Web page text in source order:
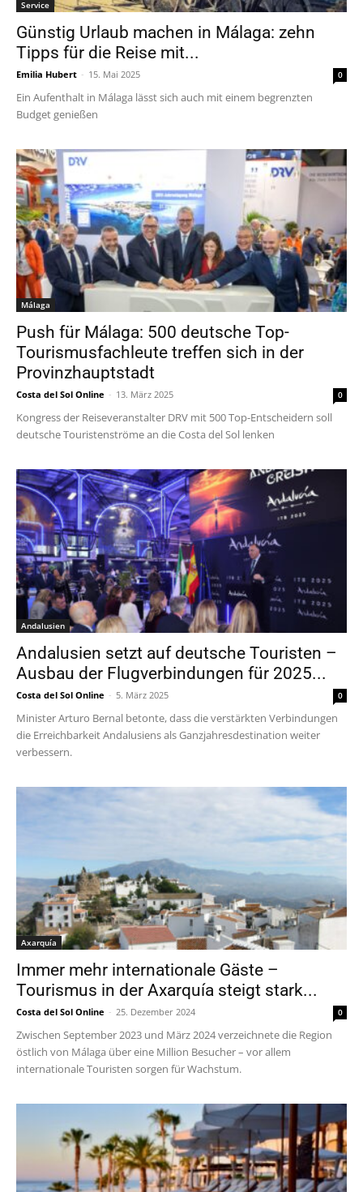
Service
Günstig Urlaub machen in Málaga: zehn
Tipps für die Reise mit...
Emilia Hubert - 15. Mai 2025 0
Ein Aufenthalt in Málaga lässt sich auch mit einem begrenzten
Budget genießen
Málaga
Push für Málaga: 500 deutsche Top-
Tourismusfachleute treffen sich in der
Provinzhauptstadt
Costa del Sol Online - 13. März 2025 0
Kongress der Reiseveranstalter DRV mit 500 Top-Entscheidern soll
deutsche Touristenströme an die Costa del Sol lenken
Andalusien
Andalusien setzt auf deutsche Touristen –
Ausbau der Flugverbindungen für 2025...
Costa del Sol Online - 5. März 2025 0
Minister Arturo Bernal betonte, dass die verstärkten Verbindungen
die Erreichbarkeit Andalusiens als Ganzjahresdestination weiter
verbessern.
Axarquía
Immer mehr internationale Gäste –
Tourismus in der Axarquía steigt stark...
Costa del Sol Online - 25. Dezember 2024 0
Zwischen September 2023 und März 2024 verzeichnete die Region
östlich von Málaga über eine Million Besucher – vor allem
internationale Touristen sorgen für Wachstum.